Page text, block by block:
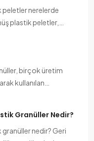
nerelerde
plastik peletler,…
birçok üretim
kullanılan…
Granüller Nedir?
nedir? Geri